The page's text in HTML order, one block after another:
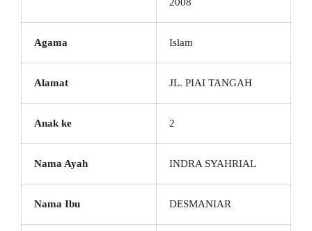
Agama Islam
Alamat JL. PIAI TANGAH
Anak ke 2
Nama Ayah INDRA SYAHRIAL
Nama Ibu DESMANIAR